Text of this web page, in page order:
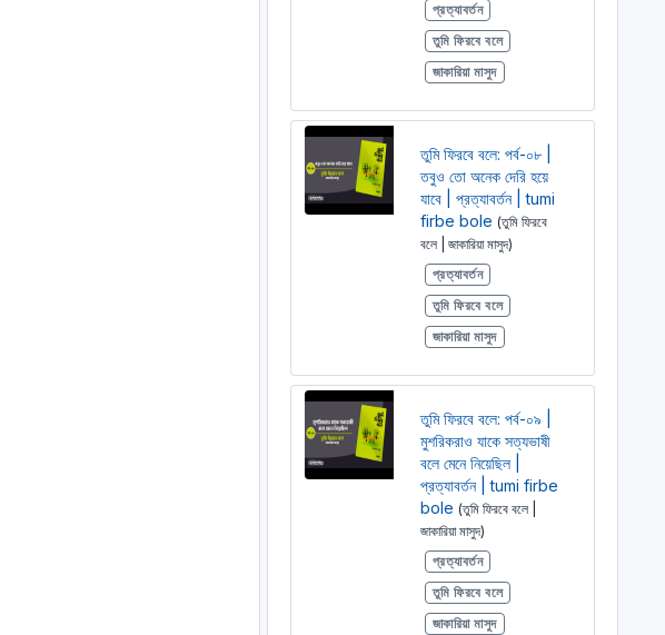
প্রত্যাবর্তন
তুমি ফিরবে বলে
জাকারিয়া মাসুদ
তুমি ফিরবে বলে: পর্ব-০৮ |
তবুও তো অনেক দেরি হয়ে
যাবে | প্রত্যাবর্তন | tumi
firbe bole (তুমি ফিরবে
বলে | জাকারিয়া মাসুদ)
প্রত্যাবর্তন
তুমি ফিরবে বলে
জাকারিয়া মাসুদ
তুমি ফিরবে বলে: পর্ব-০৯ |
মুশরিকরাও যাকে সত্যভাষী
বলে মেনে নিয়েছিল |
প্রত্যাবর্তন | tumi firbe
bole (তুমি ফিরবে বলে |
জাকারিয়া মাসুদ)
প্রত্যাবর্তন
তুমি ফিরবে বলে
জাকারিয়া মাসুদ